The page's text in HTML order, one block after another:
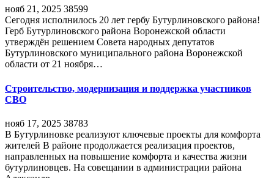
нояб 21, 2025 38599
Сегодня исполнилось 20 лет гербу Бутурлиновского района!
Герб Бутурлиновского района Воронежской области
утверждён решением Совета народных депутатов
Бутурлиновского муниципального района Воронежской
области от 21 ноября…
Строительство, модернизация и поддержка участников
СВО
нояб 17, 2025 38783
В Бутурлиновке реализуют ключевые проекты для комфорта
жителей В районе продолжается реализация проектов,
направленных на повышение комфорта и качества жизни
бутурлиновцев. На совещании в администрации района